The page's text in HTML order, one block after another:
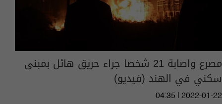
مصرع واصابة 21 شخصا جراء حريق هائل بمبنى
سكني في الهند (فيديو)
04:35 | 2022-01-22